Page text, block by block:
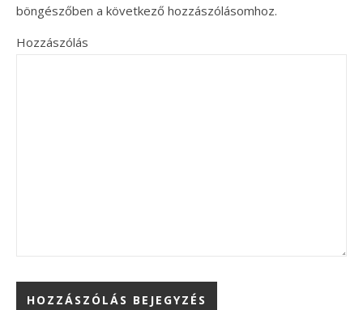
böngészőben a következő hozzászólásomhoz.
Hozzászólás